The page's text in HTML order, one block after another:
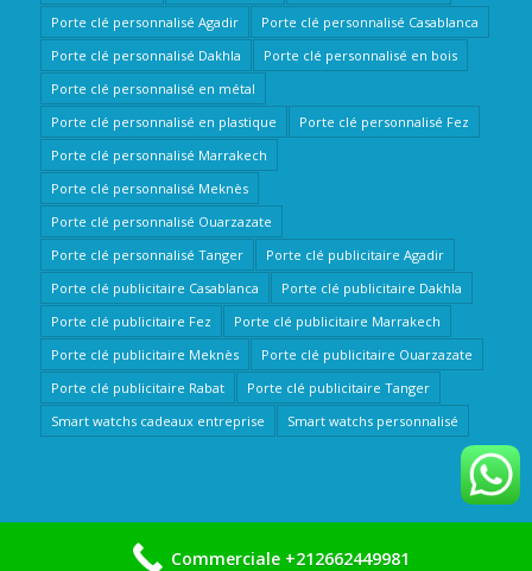
Porte clé personnalisé Agadir
Porte clé personnalisé Casablanca
Porte clé personnalisé Dakhla
Porte clé personnalisé en bois
Porte clé personnalisé en métal
Porte clé personnalisé en plastique
Porte clé personnalisé Fez
Porte clé personnalisé Marrakech
Porte clé personnalisé Meknès
Porte clé personnalisé Ouarzazate
Porte clé personnalisé Tanger
Porte clé publicitaire Agadir
Porte clé publicitaire Casablanca
Porte clé publicitaire Dakhla
Porte clé publicitaire Fez
Porte clé publicitaire Marrakech
Porte clé publicitaire Meknès
Porte clé publicitaire Ouarzazate
Porte clé publicitaire Rabat
Porte clé publicitaire Tanger
Smart watchs cadeaux entreprise
Smart watchs personnalisé
Copyright © 2020 By Nième ConseilCommerciale +212662449981